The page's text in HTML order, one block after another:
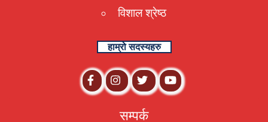
विशाल श्रेष्ठ
हाम्रो सदस्यहरु
सम्पर्क